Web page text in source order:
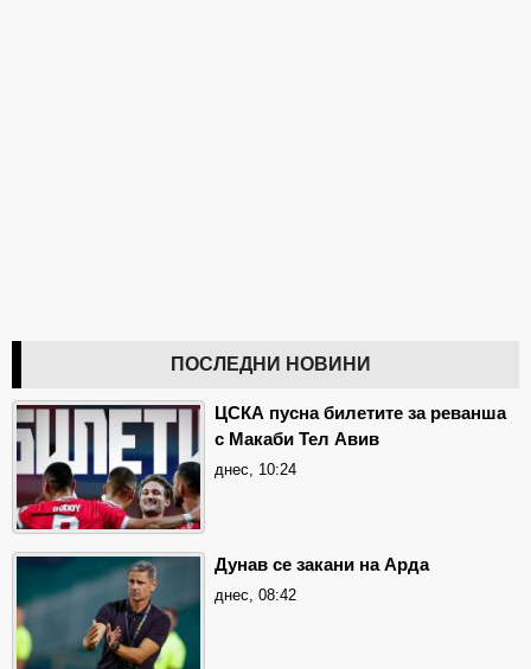
ПОСЛЕДНИ НОВИНИ
ЦСКА пусна билетите за реванша
с Макаби Тел Авив
днес, 10:24
Дунав се закани на Арда
днес, 08:42